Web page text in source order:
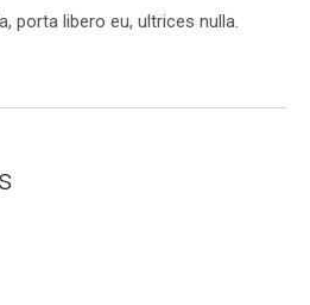
porta libero eu, ultrices nulla.